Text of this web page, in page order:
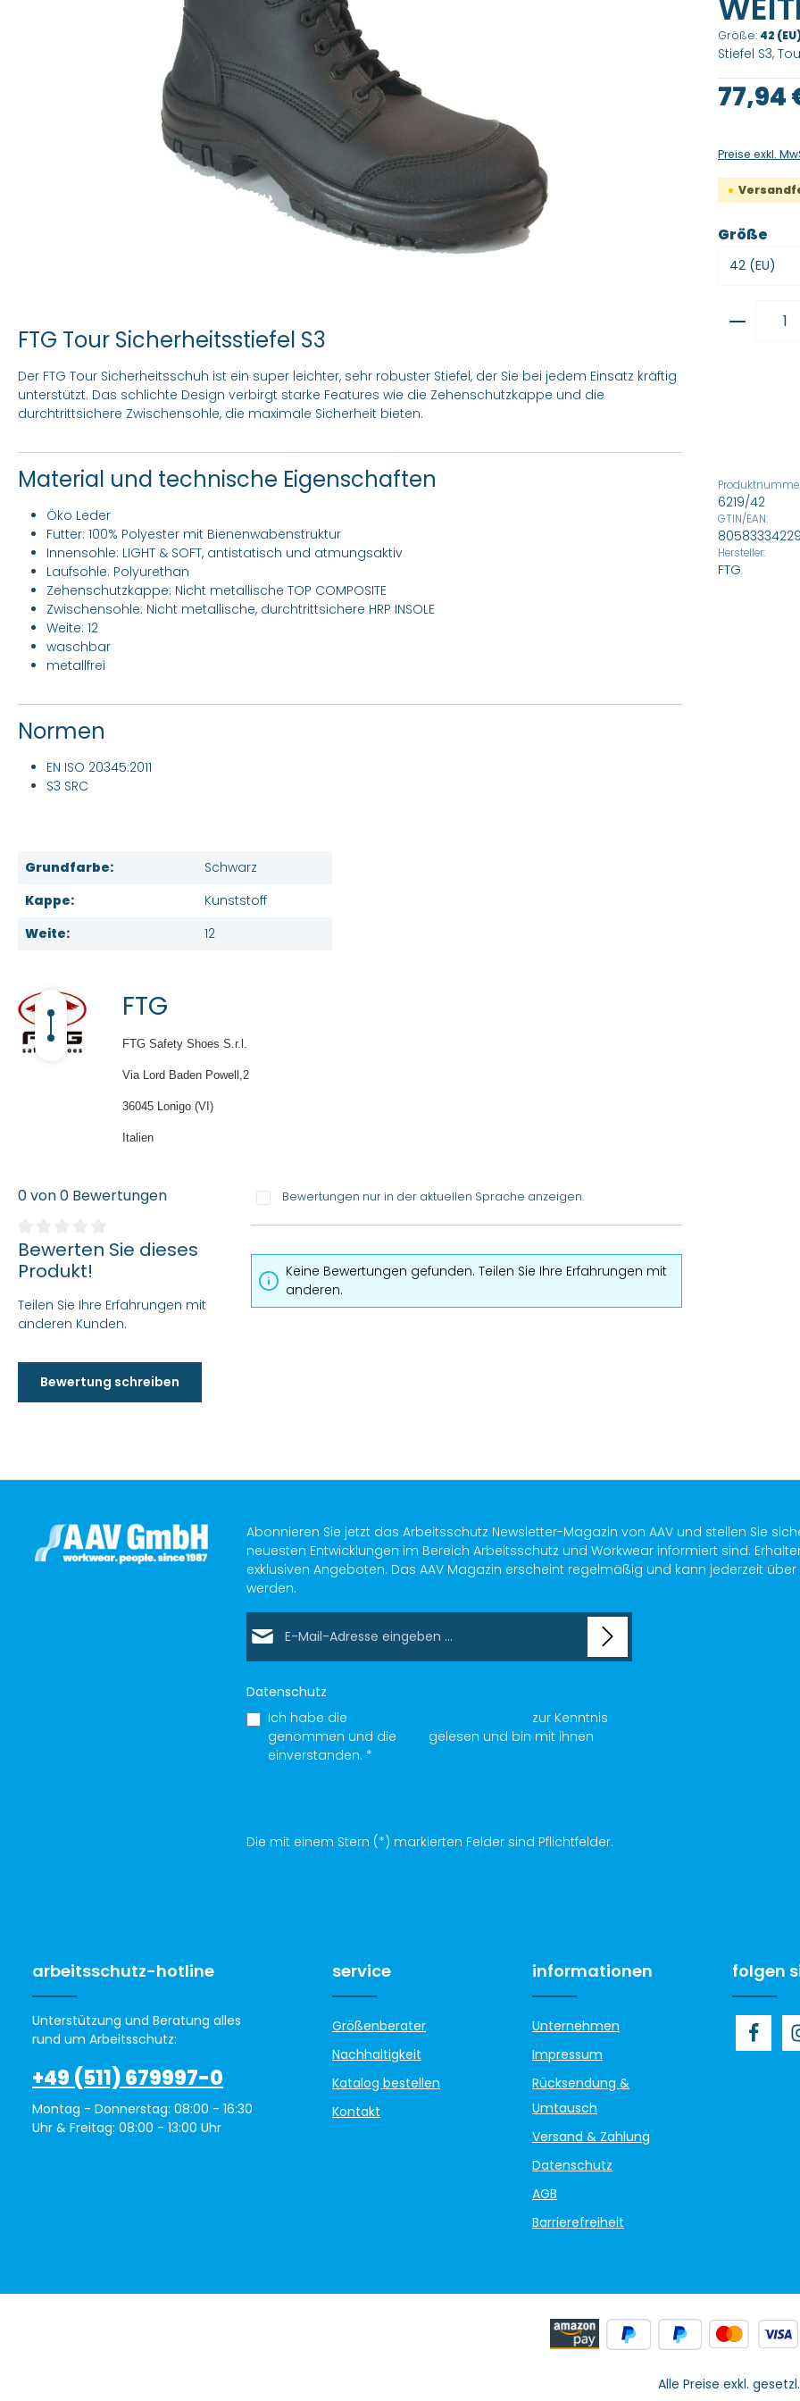
Größe: 42
Stiefel S3,
Regulärer
77,94
Preise exkl.
Größe
6219/42
GTIN/EAN:
Hersteller:
FTG
FTG Tour Sicherheitsstiefel S3
Der FTG Tour Sicherheitsschuh ist ein super leichter, sehr robuster Stiefel, der Sie bei jedem Einsatz kräftig
unterstützt. Das schlichte Design verbirgt starke Features wie die Zehenschutzkappe und die
durchtrittsichere Zwischensohle, die maximale Sicherheit bieten.
Material und technische Eigenschaften
Öko Leder
Futter: 100% Polyester mit Bienenwabenstruktur
Innensohle: LIGHT & SOFT, antistatisch und atmungsaktiv
Laufsohle: Polyurethan
Zehenschutzkappe: Nicht metallische TOP COMPOSITE
Zwischensohle: Nicht metallische, durchtrittsichere HRP INSOLE
Weite: 12
waschbar
metallfrei
Normen
EN ISO 20345:2011
S3 SRC
Grundfarbe:
Schwarz
Kappe:
Kunststoff
Weite:
12
FTG
FTG Safety Shoes S.r.l.
Via Lord Baden Powell,2
36045 Lonigo (VI)
Italien
0 von 0 Bewertungen
Durchschnittliche Bewertung von 0 von 5 Sternen
Bewerten Sie dieses
Produkt!
Teilen Sie Ihre Erfahrungen mit
anderen Kunden.
Bewertung schreiben
Bewertungen nur in der aktuellen Sprache anzeigen.
Keine Bewertungen gefunden. Teilen Sie Ihre Erfahrungen mit
anderen.
Abonnieren Sie jetzt das Arbeitsschutz Newsletter-Magazin von AAV und stellen Sie
neuesten Entwicklungen im Bereich Arbeitsschutz und Workwear informiert sind.
exklusiven Angeboten. Das AAV Magazin erscheint regelmäßig und kann jederzeit
werden.
Datenschutz
Ich habe die
zur Kenntnis
genommen und die
gelesen und bin mit ihnen
einverstanden. *
Die mit einem Stern (*) markierten Felder sind Pflichtfelder.
arbeitsschutz-hotline
Unterstützung und Beratung alles
rund um Arbeitsschutz:
+49 (511) 679997-0
Montag - Donnerstag: 08:00 - 16:30
Uhr & Freitag: 08:00 - 13:00 Uhr
service
Größenberater
Nachhaltigkeit
Katalog bestellen
Kontakt
informationen
Unternehmen
Impressum
Rücksendung &
Umtausch
Versand & Zahlung
Datenschutz
AGB
Barrierefreiheit
folgen
Alle Preise exkl.